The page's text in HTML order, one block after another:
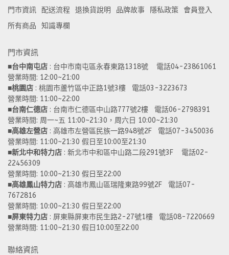
門市資訊 配送流程 退換貨說明 品牌故事 隱私政策
會員登入
所有商品
知識專欄
門市資訊
■台中南屯店 : 台中市南屯區永春東路1318號    電話04-23861061
營業時間: 12:00~21:00
■桃園店 : 桃園市蘆竹區中正路1號3樓   電話03-3223673
營業時間: 11:00~22:00
■台南仁德店 : 台南市仁德區中山路777號2樓   電話06-2798391
營業時間: 周一~五 11:00~21:30，周六日 10:00~21:30
■高雄左營店 : 高雄市左營區民族一路948號2F   電話07-3450036
營業時間: 11:00~21:30 假日至10:00至21:30
■新北中和特力店 : 新北市中和區中山路二段291號3F    電話02-
22456309
營業時間: 10:00~21:30 假日至22:00
■高雄鳳山特力店 : 高雄市鳳山區瑞隆東路99號2F   電話07-
7672816
營業時間: 10:00~21:30 假日至22:00
■屏東特力店 : 屏東縣屏東市民生路2-27號1樓   電話08-7220669
營業時間: 11:00~21:30 假日10:00至22:00
聯絡資訊